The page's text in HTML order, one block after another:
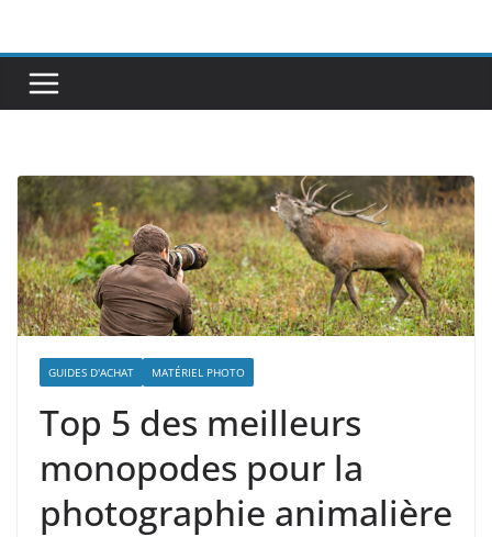
contenu
GUIDES D'ACHAT MATÉRIEL PHOTO
Top 5 des meilleurs
monopodes pour la
photographie animalière